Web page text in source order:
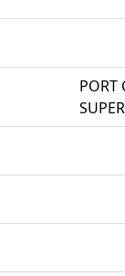
PORT